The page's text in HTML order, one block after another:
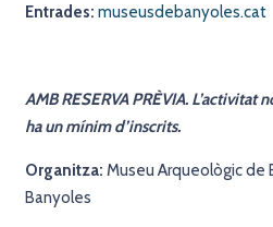
Entrades: museusdebanyoles.cat
AMB RESERVA PRÈVIA. L’activitat
ha un mínim d’inscrits.
Organitza: Museu Arqueològic de
Banyoles